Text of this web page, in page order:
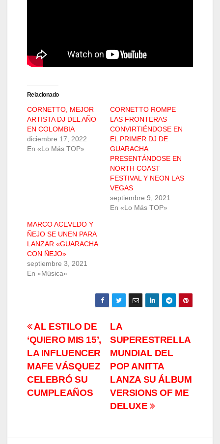
Relacionado
CORNETTO, MEJOR
ARTISTA DJ DEL AÑO
EN COLOMBIA
diciembre 17, 2022
En «Lo Más TOP»
CORNETTO ROMPE
LAS FRONTERAS
CONVIRTIÉNDOSE EN
EL PRIMER DJ DE
GUARACHA
PRESENTÁNDOSE EN
NORTH COAST
FESTIVAL Y NEON LAS
VEGAS
septiembre 9, 2021
En «Lo Más TOP»
MARCO ACEVEDO Y
ÑEJO SE UNEN PARA
LANZAR «GUARACHA
CON ÑEJO»
septiembre 3, 2021
En «Música»
Navegación
de
entradas
LA
SUPERESTRELLA
MUNDIAL DEL
POP ANITTA
LANZA SU ÁLBUM
VERSIONS OF ME
DELUXE
AL ESTILO DE
‘QUIERO MIS 15’,
LA INFLUENCER
MAFE VÁSQUEZ
CELEBRÓ SU
CUMPLEAÑOS